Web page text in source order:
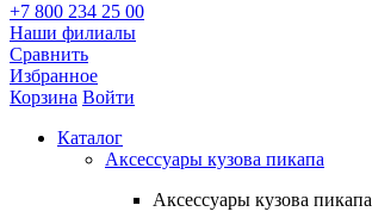
+7 800 234 25 00
Наши филиалы
Сравнить
Избранное
Корзина Войти
Каталог
Аксессуары кузова пикапа
Аксессуары кузова пикапа